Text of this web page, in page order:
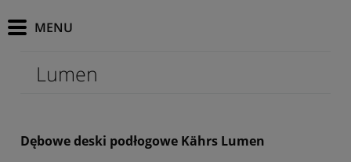
Lumen
Dębowe deski podłogowe Kährs Lumen